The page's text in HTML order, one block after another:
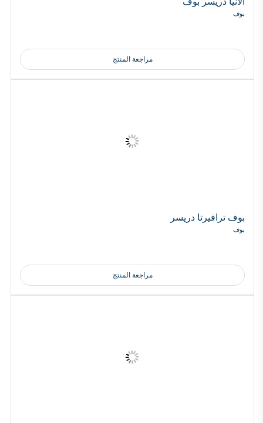
بوف
مراجعة المنتج
بوف ترافيرتا دريسر
بوف
مراجعة المنتج